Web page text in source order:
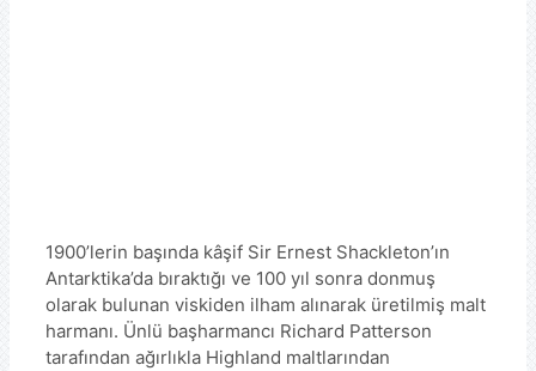
1900’lerin başında kâşif Sir Ernest Shackleton’ın
Antarktika’da bıraktığı ve 100 yıl sonra donmuş
olarak bulunan viskiden ilham alınarak üretilmiş malt
harmanı. Ünlü başharmancı Richard Patterson
tarafından ağırlıkla Highland maltlarından